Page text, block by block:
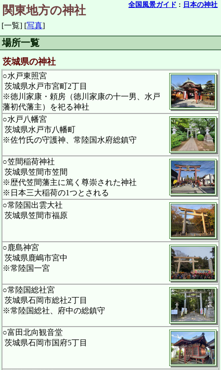
全国風景ガイド : 日本の神社
関東地方の神社
[一覧] [写真]
場所一覧
茨城県の神社
○水戸東照宮
茨城県水戸市宮町2丁目
※徳川家康・頼房（徳川家康の十一男、水戸
藩初代藩主）を祀る神社
○水戸八幡宮
茨城県水戸市八幡町
※佐竹氏の守護神、常陸国水府総鎮守
○笠間稲荷神社
茨城県笠間市笠間
※歴代笠間藩主に篤く尊崇された神社
※日本三大稲荷の1つとされる
○常陸国出雲大社
茨城県笠間市福原
○鹿島神宮
茨城県鹿嶋市宮中
※常陸国一宮
○常陸国総社宮
茨城県石岡市総社2丁目
※常陸国総社、府中の総鎮守
○富田北向観音堂
茨城県石岡市国府5丁目